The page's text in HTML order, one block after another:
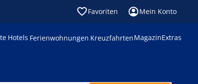
Favoriten Mein Konto
Hotels Ferienwohnungen KreuzfahrtenMagazinExtras